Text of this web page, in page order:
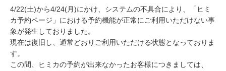
月
2
日
4/22(土)から4/24(月)にかけ、システムの不具合により、「ヒミ
カ予約ページ」における予約機能が正常にご利用いただけない事
象が発生しておりました。
現在は復旧し、通常どおりご利用いただける状態となっておりま
す。
この間、ヒミカの予約が出来なかったお客様につきましては、